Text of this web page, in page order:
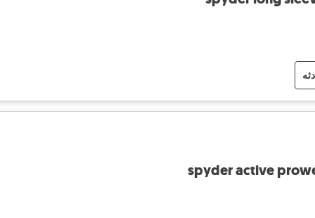
spyder active